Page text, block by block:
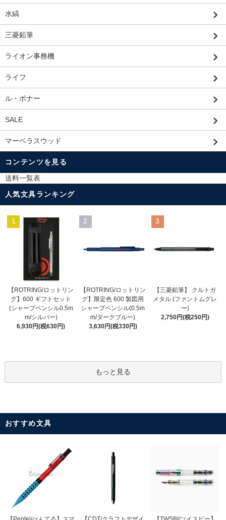
水縞
三菱鉛筆
ライオン事務機
ライフ
ル・ボナー
SALE
マーベラスウッド
コンテンツを見る
送料一覧表
人気文具ランキング
1
【ROTRING/ロットリン
グ】600 ギフトセット
(シャープペンシル0.5m
m/シルバー)
6,930円(税630円)
2
【ROTRING/ロットリン
グ】限定色 600 製図用
シャープペンシル(0.5m
m/ダークブルー)
3,630円(税330円)
3
【三菱鉛筆】 クルトガ
メタル (ファントムグレ
ー)
2,750円(税250円)
もっと見る
おすすめ文具